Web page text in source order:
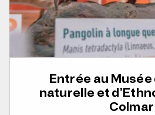
Entrée au Musée
naturelle et
Colmar